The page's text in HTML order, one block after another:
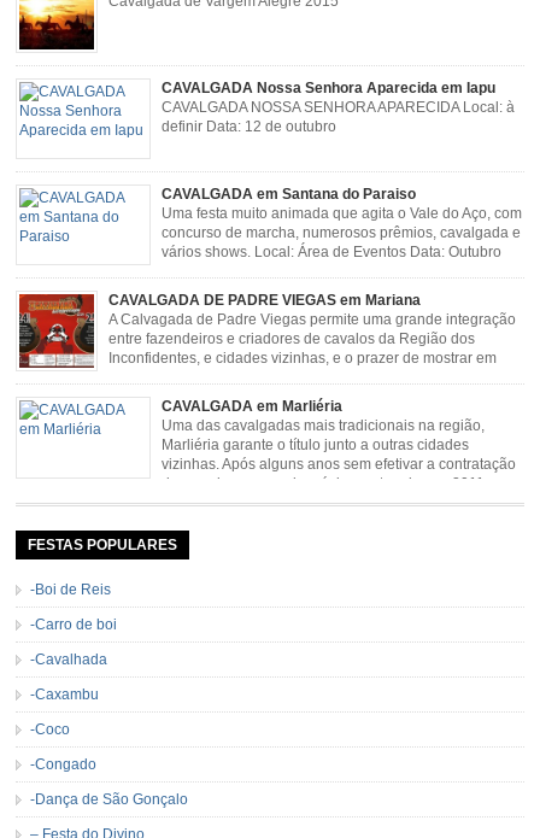
CAVALGADA Nossa Senhora Aparecida em Iapu
CAVALGADA NOSSA SENHORA APARECIDA Local: à
definir Data: 12 de outubro
CAVALGADA em Santana do Paraiso
Uma festa muito animada que agita o Vale do Aço, com
concurso de marcha, numerosos prêmios, cavalgada e
vários shows. Local: Área de Eventos Data: Outubro
CAVALGADA DE PADRE VIEGAS em Mariana
A Calvagada de Padre Viegas permite uma grande integração
entre fazendeiros e criadores de cavalos da Região dos
Inconfidentes, e cidades vizinhas, e o prazer de mostrar em
resgata cultura e saúde além de contar com apresentações musicais. Local:
Distrito de Padre Viegas, Antigo Campo de […]
CAVALGADA em Marliéria
Uma das cavalgadas mais tradicionais na região,
Marliéria garante o título junto a outras cidades
vizinhas. Após alguns anos sem efetivar a contratação
de grandes nomes da música sertaneja, em 2011 a
Cavalgada de Marliéria voltou, e não deixou dúvidas de que sua tradição
de […]
FESTAS POPULARES
-Boi de Reis
-Carro de boi
-Cavalhada
-Caxambu
-Coco
-Congado
-Dança de São Gonçalo
– Festa do Divino